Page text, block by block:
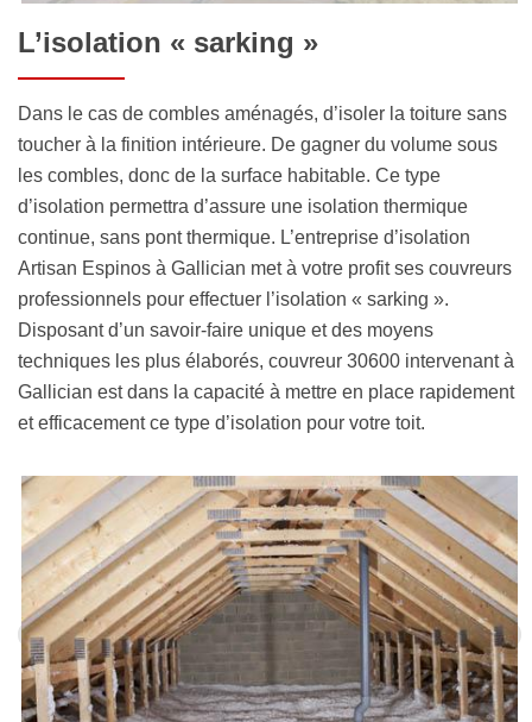
L’isolation « sarking »
Dans le cas de combles aménagés, d’isoler la toiture sans
toucher à la finition intérieure. De gagner du volume sous
les combles, donc de la surface habitable. Ce type
d’isolation permettra d’assure une isolation thermique
continue, sans pont thermique. L’entreprise d’isolation
Artisan Espinos à Gallician met à votre profit ses couvreurs
professionnels pour effectuer l’isolation « sarking ».
Disposant d’un savoir-faire unique et des moyens
techniques les plus élaborés, couvreur 30600 intervenant à
Gallician est dans la capacité à mettre en place rapidement
et efficacement ce type d’isolation pour votre toit.